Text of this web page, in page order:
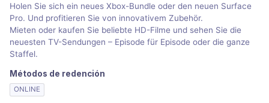
Holen Sie sich ein neues Xbox-Bundle oder den neuen Surface
Pro. Und profitieren Sie von innovativem Zubehör.
Mieten oder kaufen Sie beliebte HD-Filme und sehen Sie die
neuesten TV-Sendungen – Episode für Episode oder die ganze
Staffel.
Métodos de redención
ONLINE